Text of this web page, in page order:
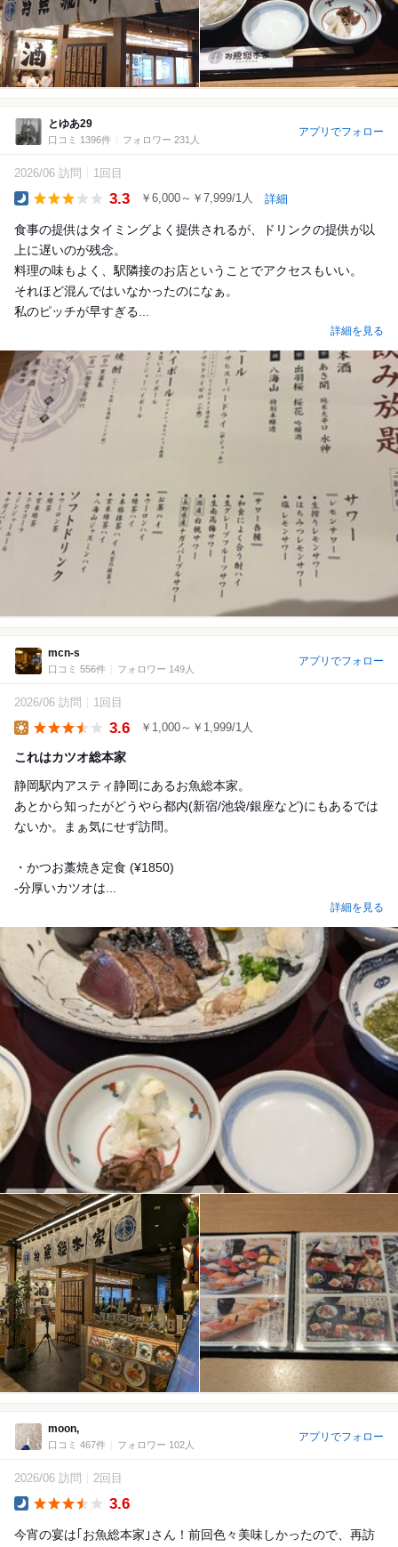
とゆあ29
口コミ 1396件 フォロワー 231人
アプリでフォロー
2026/06 訪問 1回目
3.3 ￥6,000～￥7,999/1人 詳細
食事の提供はタイミングよく提供されるが、ドリンクの提供が以
上に遅いのが残念。
料理の味もよく、駅隣接のお店ということでアクセスもいい。
それほど混んではいなかったのになぁ。
私のピッチが早すぎる...
詳細を見る
mcn-s
口コミ 556件 フォロワー 149人
アプリでフォロー
2026/06 訪問 1回目
3.6 ￥1,000～￥1,999/1人
これはカツオ総本家
静岡駅内アスティ静岡にあるお魚総本家。
あとから知ったがどうやら都内(新宿/池袋/銀座など)にもあるでは
ないか。まぁ気にせず訪問。
・かつお藁焼き定食 (¥1850)
-分厚いカツオは...
詳細を見る
moon,
口コミ 467件 フォロワー 102人
アプリでフォロー
2026/06 訪問 2回目
3.6
今宵の宴は｢お魚総本家｣さん！前回色々美味しかったので、再訪